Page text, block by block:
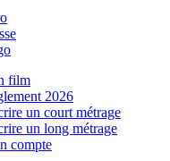
film
2026
un court métrage
un long métrage
compte